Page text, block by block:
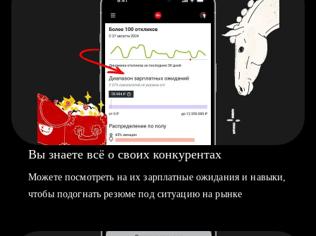
Вы знаете всё о своих конкурентах
Можете посмотреть на их зарплатные ожидания и навыки,
чтобы подогнать резюме под ситуацию на рынке